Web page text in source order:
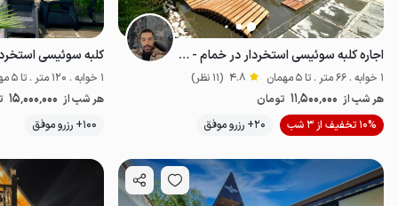
اجاره کلبه سوئیسی استخردار در خمام - فشتکه
1 خوابه . 66 متر . تا 5 مهمان 4.8 (11 نظر)
هر شب از 11٬500٬000 تومان
10% تخفیف از 3 شب
20+ رزرو موفق موقعیت در نقشه
1 خوابه . 120 متر . تا 5 مهمان
هر شب از 15٬000٬000
100+ رزرو موفق